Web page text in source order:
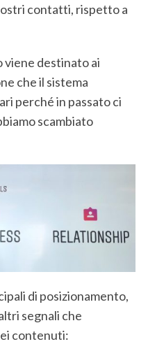
contatti, rispetto a
viene destinato ai
che il sistema
perché in passato ci
scambiato
di posizionamento,
segnali che
contenuti: